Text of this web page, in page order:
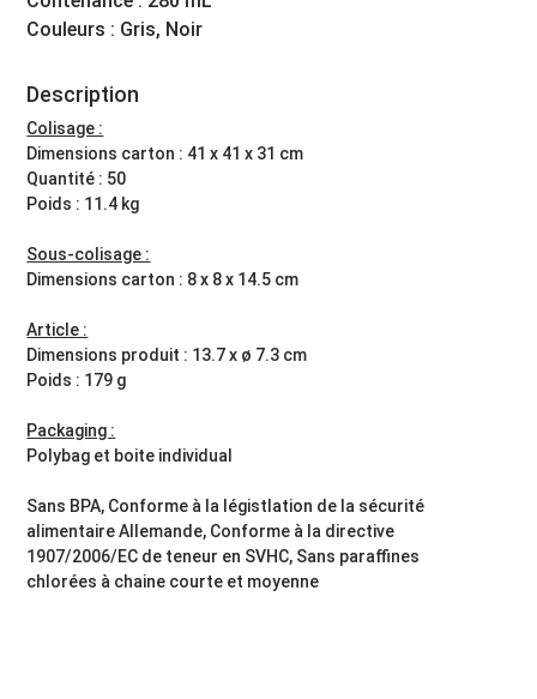
Couleurs : Gris, Noir
Description
Colisage :
Dimensions carton : 41 x 41 x 31 cm
Quantité : 50
Poids : 11.4 kg
Sous-colisage :
Dimensions carton : 8 x 8 x 14.5 cm
Article :
Dimensions produit : 13.7 x ø 7.3 cm
Poids : 179 g
Packaging :
Polybag et boite individual
Sans BPA, Conforme à la légistlation de la sécurité
alimentaire Allemande, Conforme à la directive
1907/2006/EC de teneur en SVHC, Sans paraffines
chlorées à chaine courte et moyenne